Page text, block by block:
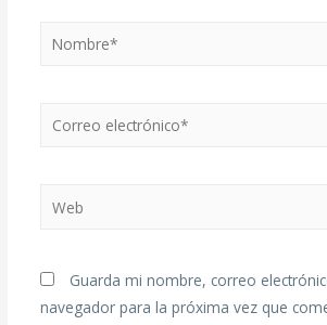
Guarda mi nombre, correo
navegador para la próxima vez que